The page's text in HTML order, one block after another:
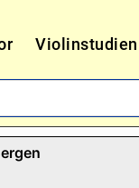
Violinstudien